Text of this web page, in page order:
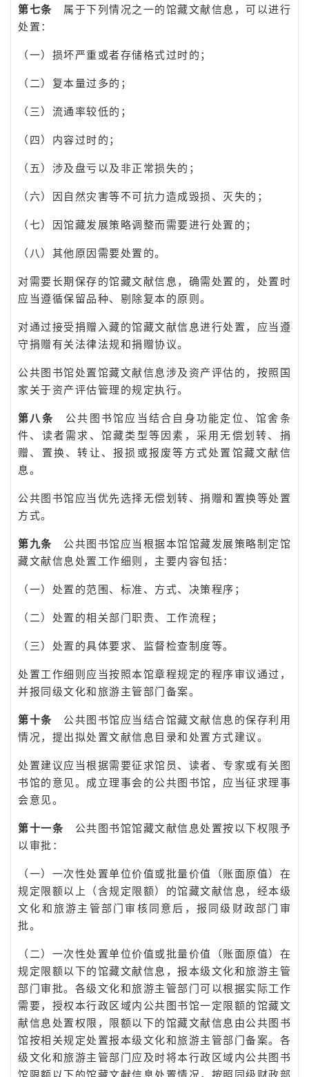
第七条 属于下列情况之一的馆藏文献信息，可以进行
处置：
（一）损坏严重或者存储格式过时的；
（二）复本量过多的；
（三）流通率较低的；
（四）内容过时的；
（五）涉及盘亏以及非正常损失的；
（六）因自然灾害等不可抗力造成毁损、灭失的；
（七）因馆藏发展策略调整而需要进行处置的；
（八）其他原因需要处置的。
对需要长期保存的馆藏文献信息，确需处置的，处置时
应当遵循保留品种、剔除复本的原则。
对通过接受捐赠入藏的馆藏文献信息进行处置，应当遵
守捐赠有关法律法规和捐赠协议。
公共图书馆处置馆藏文献信息涉及资产评估的，按照国
家关于资产评估管理的规定执行。
第八条 公共图书馆应当结合自身功能定位、馆舍条
件、读者需求、馆藏类型等因素，采用无偿划转、捐
赠、置换、转让、报损或报废等方式处置馆藏文献信
息。
公共图书馆应当优先选择无偿划转、捐赠和置换等处置
方式。
第九条 公共图书馆应当根据本馆馆藏发展策略制定馆
藏文献信息处置工作细则，主要内容包括：
（一）处置的范围、标准、方式、决策程序；
（二）处置的相关部门职责、工作流程；
（三）处置的具体要求、监督检查制度等。
处置工作细则应当按照本馆章程规定的程序审议通过，
并报同级文化和旅游主管部门备案。
第十条 公共图书馆应当结合馆藏文献信息的保存利用
情况，提出拟处置文献信息目录和处置方式建议。
处置建议应当根据需要征求馆员、读者、专家或有关图
书馆的意见。成立理事会的公共图书馆，应当征求理事
会意见。
第十一条 公共图书馆馆藏文献信息处置按以下权限予
以审批：
（一）一次性处置单位价值或批量价值（账面原值）在
规定限额以上（含规定限额）的馆藏文献信息，经本级
文化和旅游主管部门审核同意后，报同级财政部门审
批。
（二）一次性处置单位价值或批量价值（账面原值）在
规定限额以下的馆藏文献信息，报本级文化和旅游主管
部门审批。各级文化和旅游主管部门可以根据实际工作
需要，授权本行政区域内公共图书馆一定限额的馆藏文
献信息处置权限，限额以下的馆藏文献信息由公共图书
馆按相关规定处置报本级文化和旅游主管部门备案。各
级文化和旅游主管部门应及时将本行政区域内公共图书